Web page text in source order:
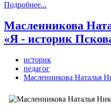
Подробнее...
Масленникова
«Я - историк
историк
педагог
Масленникова Наталья